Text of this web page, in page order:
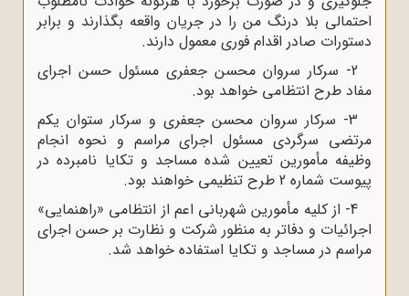
احتمالی بلا درنگ من را در جریان واقعه بگذارند و برابر
دستورات صادر اقدام فوری معمول دارند.
2- سرکار سروان محسن جعفری مسئول حسن اجرای
مفاد طرح انتظامی خواهد بود.
3- سرکار سروان محسن جعفری و سرکار ستوان یکم
مرتضی سرگردی مسئول اجرای مراسم و نحوه انجام
وظیفه مأمورین تعیین شده مساجد و تکایا نامبرده در
پیوست شماره 2 طرح تنظیمی خواهند بود.
4- از کلیه مأمورین شهربانی اعم از انتظامی «راهنمایی»
اجرائیات و دفاتر به منظور شرکت و نظارت بر حسن اجرای
مراسم در مساجد و تکایا استفاده خواهد شد.